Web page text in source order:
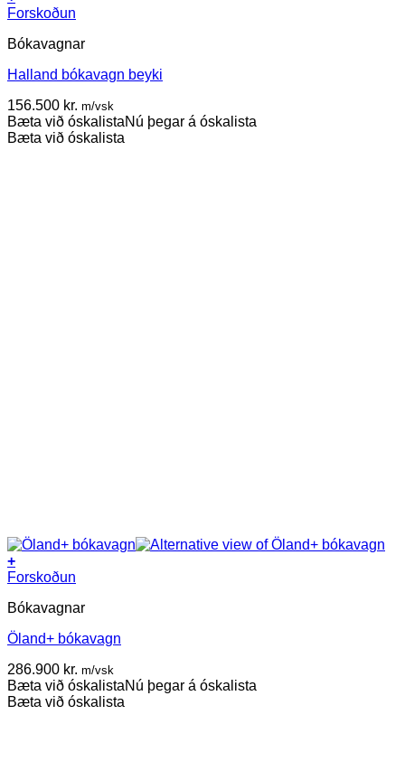
Forskoðun
Bókavagnar
Halland bókavagn beyki
156.500 kr. m/vsk
Bæta við óskalistaNú þegar á óskalista
Bæta við óskalista
+
This
has
variants.
options
may
be
Forskoðun
Bókavagnar
Öland+ bókavagn
286.900 kr. m/vsk
Bæta við óskalistaNú þegar á óskalista
Bæta við óskalista